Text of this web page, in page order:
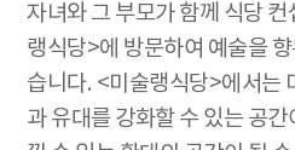
자녀와 그 부모가 함께 식당
랭식당>에 방문하여 예술을
습니다. <미술랭식당>에서는
과 유대를 강화할 수 있는 공